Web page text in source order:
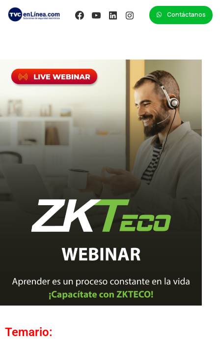
Contáctanos
Temario: